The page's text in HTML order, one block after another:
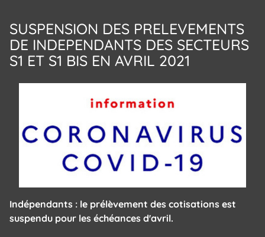
SUSPENSION DES PRELEVEMENTS
DE INDEPENDANTS DES SECTEURS
S1 ET S1 BIS EN AVRIL 2021
Indépendants : le prélèvement des cotisations est
suspendu pour les échéances d'avril.